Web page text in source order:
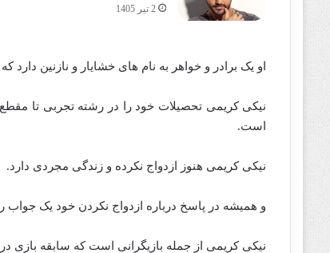
2 تیر 1405
او یک برادر و خواهر به نام های خشایار و نازنین
نیکی کریمی تحصیلات خود را در رشته تجربی تا مقطع
است.
نیکی کریمی هنوز ازدواج نکرده و زندگی مجردی دارد.
و همیشه در پاسخ درباره ازدواج نکردن خود یک
نیکی کریمی از جمله بازیگرانی است که سابقه بازی